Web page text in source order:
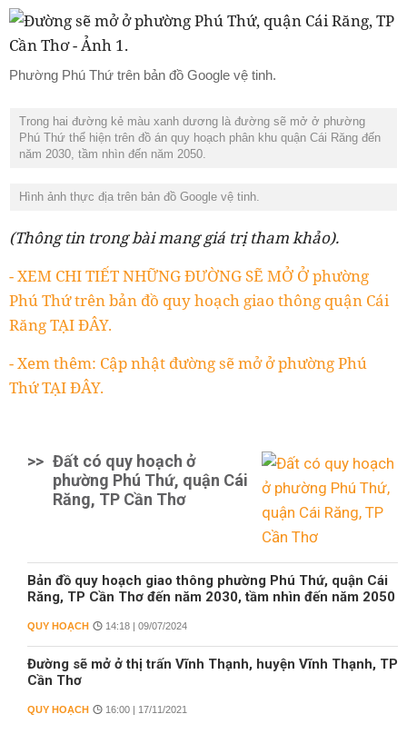
Phường Phú Thứ trên bản đồ Google vệ tinh.
Trong hai đường kẻ màu xanh dương là đường sẽ mở ở phường
Phú Thứ thể hiện trên đồ án quy hoạch phân khu quận Cái Răng đến
năm 2030, tầm nhìn đến năm 2050.
Hình ảnh thực địa trên bản đồ Google vệ tinh.
(Thông tin trong bài mang giá trị tham khảo).
- XEM CHI TIẾT NHỮNG ĐƯỜNG SẼ MỞ Ở phường
Phú Thứ trên bản đồ quy hoạch giao thông quận Cái
Răng TẠI ĐÂY.
- Xem thêm: Cập nhật đường sẽ mở ở phường Phú
Thứ TẠI ĐÂY.
>> Đất có quy hoạch ở
phường Phú Thứ, quận Cái
Răng, TP Cần Thơ
Bản đồ quy hoạch giao thông phường Phú Thứ, quận Cái
Răng, TP Cần Thơ đến năm 2030, tầm nhìn đến năm 2050
QUY HOẠCH 14:18 | 09/07/2024
Đường sẽ mở ở thị trấn Vĩnh Thạnh, huyện Vĩnh Thạnh, TP
Cần Thơ
QUY HOẠCH 16:00 | 17/11/2021